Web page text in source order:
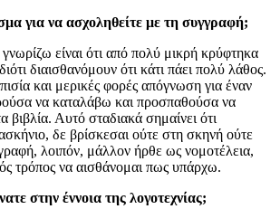
για να ασχοληθείτε με τη συγγραφή;
είναι ότι από πολύ μικρή κρύφτηκα
διαισθανόμουν ότι κάτι πάει πολύ λάθος.
και μερικές φορές απόγνωση για έναν
να καταλάβω και προσπαθούσα να
Αυτό σταδιακά σημαίνει ότι
δε βρίσκεσαι ούτε στη σκηνή ούτε
λοιπόν, μάλλον ήρθε ως νομοτέλεια,
τρόπος να αισθάνομαι πως υπάρχω.
στην έννοια της λογοτεχνίας;